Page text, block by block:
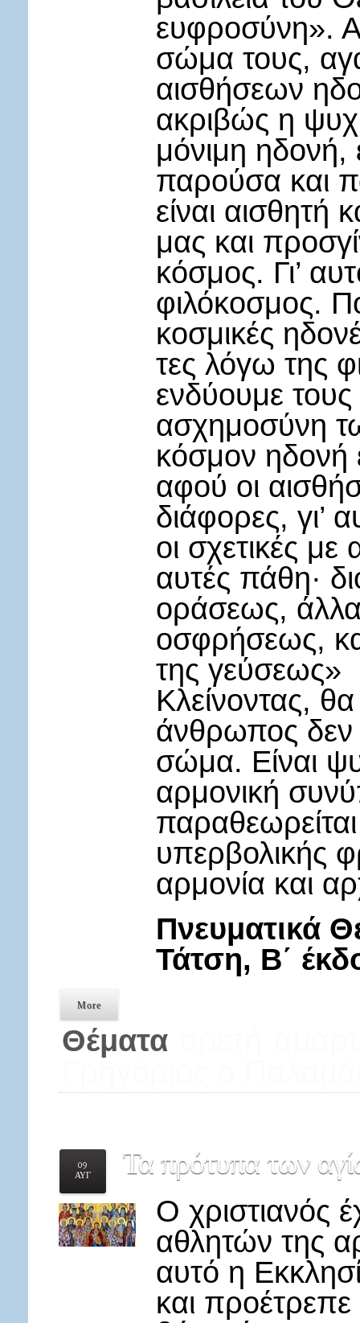
ευφροσύνη».
σώμα τους,
αισθήσεων
ακριβώς η
μόνιμη ηδονή,
παρούσα και
είναι αισθητή
μας και
κόσμος. Γι’
φιλόκοσμος.
κοσμικές
τες λόγω της
ενδύουμε
ασχημοσύνη
κόσμον ηδονή
αφού οι
διάφορες, γι’
οι σχετικές με
αυτές πάθη·
οράσεως,
οσφρήσεως,
της γεύσεως»
Κλείνοντας,
άνθρωπος δεν
σώμα. Είναι
αρμονική
παραθεωρείται
υπερβολικής
αρμονία και
Πνευματικά
Τάτση, Β΄
More
Θέματα
09
ΑΥΓ
Τα πρότυπα των
Ο χριστιανός
αθλητών της
αυτό η
και